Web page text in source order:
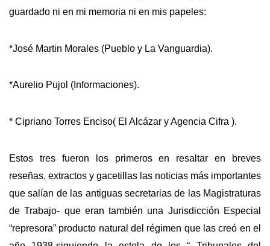
guardado ni en mi memoria ni en mis papeles:
*José Martin Morales (Pueblo y La Vanguardia).
*Aurelio Pujol (Informaciones).
* Cipriano Torres Enciso( El Alcázar y Agencia Cifra ).
Estos tres fueron los primeros en resaltar en breves
reseñas, extractos y gacetillas las noticias más importantes
que salían de las antiguas secretarias de las Magistraturas
de Trabajo- que eran también una Jurisdicción Especial
“represora” producto natural del régimen que las creó en el